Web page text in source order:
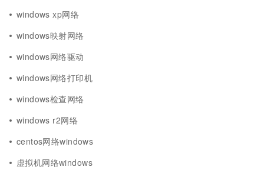
windows xp网络
windows映射网络
windows网络驱动
windows网络打印机
windows检查网络
windows r2网络
centos网络windows
虚拟机网络windows